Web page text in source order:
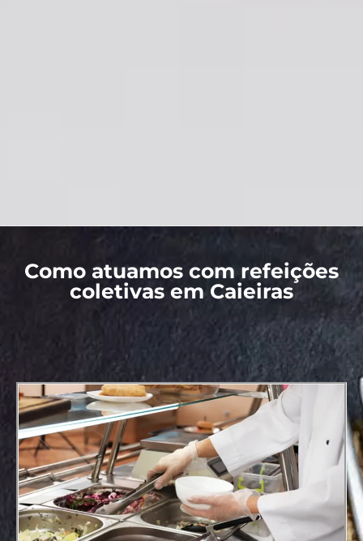
Como atuamos com refeições
coletivas em Caieiras